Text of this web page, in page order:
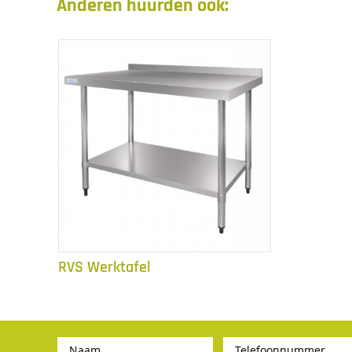
Anderen huurden ook:
RVS Werktafel